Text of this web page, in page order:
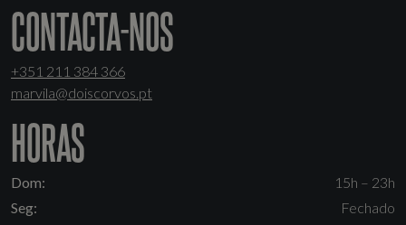
CONTACTA-NOS
+351 211 384 366
marvila@doiscorvos.pt
HORAS
Dom:
15h – 23h
Seg:
Fechado